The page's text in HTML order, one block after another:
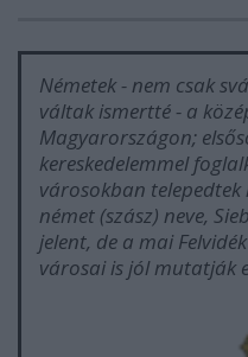
Németek - nem csak
váltak ismertté - a
Magyarországon;
kereskedelemmel
városokban
német (szász) neve,
jelent, de a mai
városai is jól mutatják